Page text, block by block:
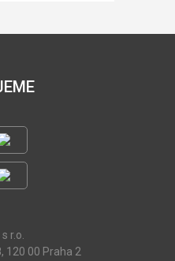
r.o.
120 00 Praha 2